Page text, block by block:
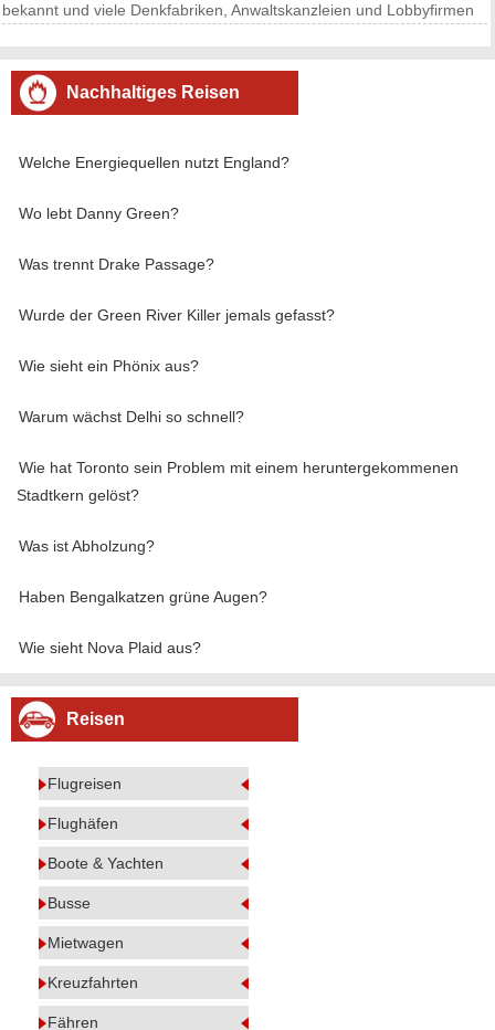
bekannt und viele Denkfabriken, Anwaltskanzleien und Lobbyfirmen
Nachhaltiges Reisen
Welche Energiequellen nutzt England?
Wo lebt Danny Green?
Was trennt Drake Passage?
Wurde der Green River Killer jemals gefasst?
Wie sieht ein Phönix aus?
Warum wächst Delhi so schnell?
Wie hat Toronto sein Problem mit einem heruntergekommenen
Stadtkern gelöst?
Was ist Abholzung?
Haben Bengalkatzen grüne Augen?
Wie sieht Nova Plaid aus?
Reisen
Flugreisen
Flughäfen
Boote & Yachten
Busse
Mietwagen
Kreuzfahrten
Fähren